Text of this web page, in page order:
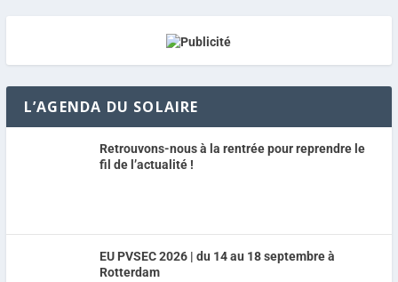
L’AGENDA DU SOLAIRE
Retrouvons-nous à la rentrée pour reprendre le
fil de l’actualité !
EU PVSEC 2026 | du 14 au 18 septembre à
Rotterdam